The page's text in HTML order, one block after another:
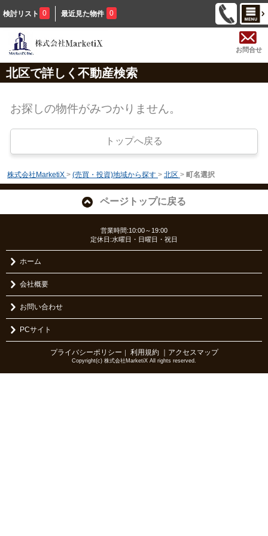
検討リスト 0 最近見た物件 0
お問合せ
北区で詳しく不動産検索
お探しの物件がみつかりません。
トップへ戻る
株式会社MarketiX > (売買・投資)地域から探す > 北区 > 町名選択
ページトップに戻る
営業時間:10:00～19:00
定休日:水曜日・日曜日・祝日
ホーム
会社概要
お問い合わせ
PCサイト
プライバシーポリシー ｜ 利用規約 ｜アクセスマップ
Copyright(c) 株式会社MarketiX All rights reserved.